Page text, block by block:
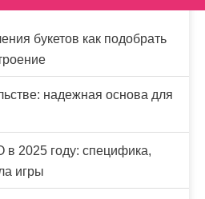
букетов как подобрать
надежная основа для
в 2025 году: специфика,
игры